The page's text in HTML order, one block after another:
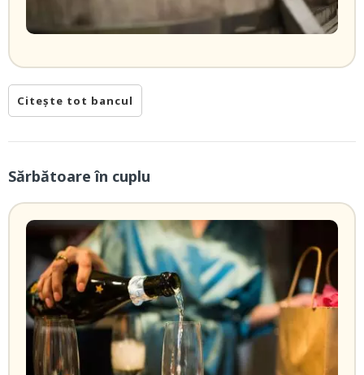
Citește tot bancul
Sărbătoare în cuplu